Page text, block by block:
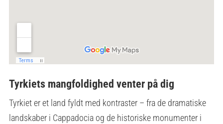
Tyrkiets mangfoldighed venter på dig
Tyrkiet er et land fyldt med kontraster – fra de dramatiske
landskaber i Cappadocia og de historiske monumenter i